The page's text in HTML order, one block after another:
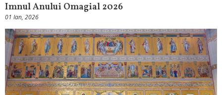
Imnul Anului Omagial 2026
01 Ian, 2026